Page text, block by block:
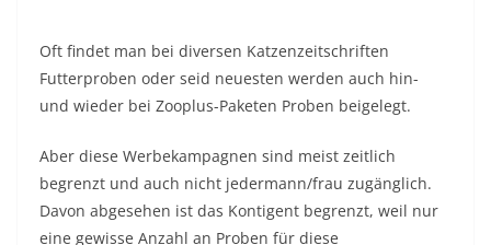
Oft findet man bei diversen Katzenzeitschriften
Futterproben oder seid neuesten werden auch hin-
und wieder bei Zooplus-Paketen Proben beigelegt.
Aber diese Werbekampagnen sind meist zeitlich
begrenzt und auch nicht jedermann/frau zugänglich.
Davon abgesehen ist das Kontigent begrenzt, weil nur
eine gewisse Anzahl an Proben für diese